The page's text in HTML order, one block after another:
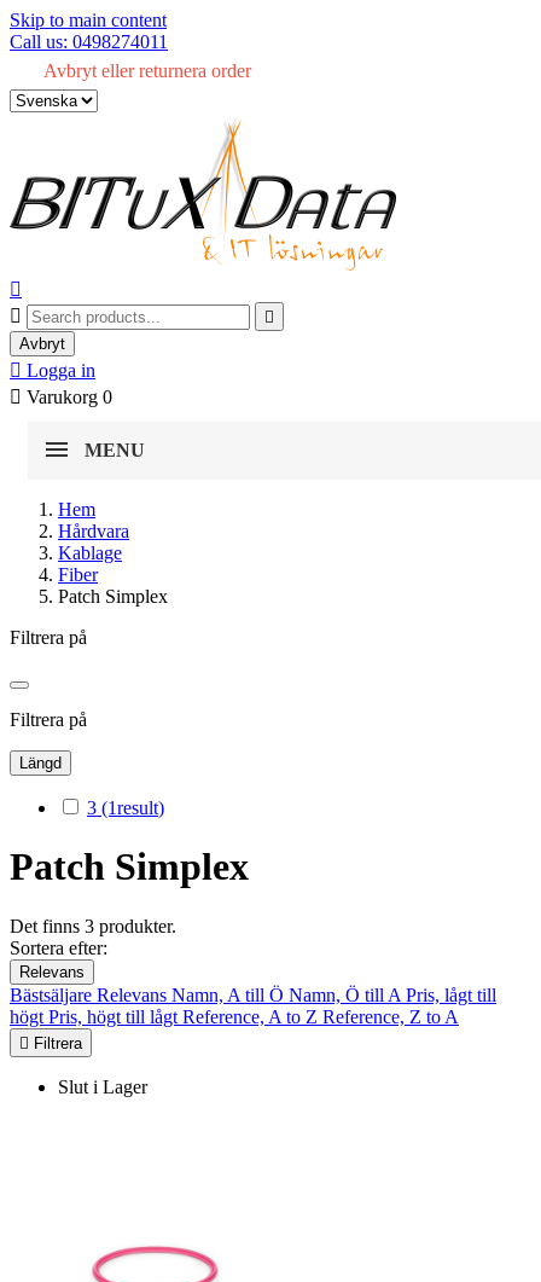
Skip to main content
Call us: 0498274011
Avbryt eller returnera order



Avbryt
 Logga in
 Varukorg 0
MENU
Hem
Hårdvara
Kablage
Fiber
Patch Simplex
Filtrera på
Filtrera på
Längd
3 (1result)
Patch Simplex
Det finns 3 produkter.
Sortera efter:
Relevans
Bästsäljare Relevans Namn, A till Ö Namn, Ö till A Pris, lågt till
högt Pris, högt till lågt Reference, A to Z Reference, Z to A
 Filtrera
Slut i Lager